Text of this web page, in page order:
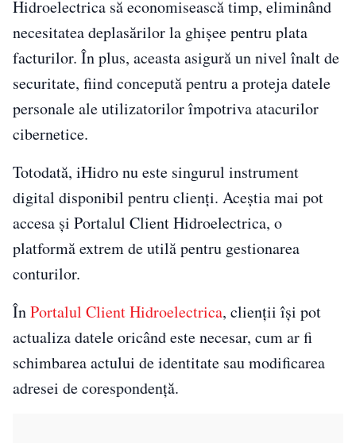
Hidroelectrica să economisească timp, eliminând
necesitatea deplasărilor la ghișee pentru plata
facturilor. În plus, aceasta asigură un nivel înalt de
securitate, fiind concepută pentru a proteja datele
personale ale utilizatorilor împotriva atacurilor
cibernetice.
Totodată, iHidro nu este singurul instrument
digital disponibil pentru clienți. Aceștia mai pot
accesa și Portalul Client Hidroelectrica, o
platformă extrem de utilă pentru gestionarea
conturilor.
ÎnPortalul Client Hidroelectrica, clienții își pot
actualiza datele oricând este necesar, cum ar fi
schimbarea actului de identitate sau modificarea
adresei de corespondență.